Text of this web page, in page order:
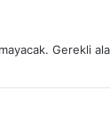
Gerekli